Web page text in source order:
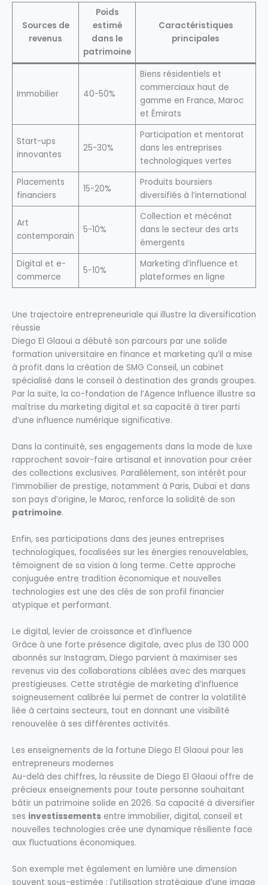
Sources de
revenus
Poids
estimé
dans le
patrimoine
Caractéristiques
principales
Immobilier 40-50%
Biens résidentiels et
commerciaux haut de
gamme en France, Maroc
et Émirats
Start-ups
innovantes
25-30%
Participation et mentorat
dans les entreprises
technologiques vertes
Placements
financiers
15-20%
Produits boursiers
diversifiés à l’international
Art
contemporain
5-10%
Collection et mécénat
dans le secteur des arts
émergents
Digital et e-
commerce
5-10%
Marketing d’influence et
plateformes en ligne
Une trajectoire entrepreneuriale qui illustre la diversification
réussie
Diego El Glaoui a débuté son parcours par une solide
formation universitaire en finance et marketing qu’il a mise
à profit dans la création de SMG Conseil, un cabinet
spécialisé dans le conseil à destination des grands groupes.
Par la suite, la co-fondation de l’Agence Influence illustre sa
maîtrise du marketing digital et sa capacité à tirer parti
d’une influence numérique significative.
Dans la continuité, ses engagements dans la mode de luxe
rapprochent savoir-faire artisanal et innovation pour créer
des collections exclusives. Parallèlement, son intérêt pour
l’immobilier de prestige, notamment à Paris, Dubaï et dans
son pays d’origine, le Maroc, renforce la solidité de son
patrimoine.
Enfin, ses participations dans des jeunes entreprises
technologiques, focalisées sur les énergies renouvelables,
témoignent de sa vision à long terme. Cette approche
conjuguée entre tradition économique et nouvelles
technologies est une des clés de son profil financier
atypique et performant.
Le digital, levier de croissance et d’influence
Grâce à une forte présence digitale, avec plus de 130 000
abonnés sur Instagram, Diego parvient à maximiser ses
revenus via des collaborations ciblées avec des marques
prestigieuses. Cette stratégie de marketing d’influence
soigneusement calibrée lui permet de contrer la volatilité
liée à certains secteurs, tout en donnant une visibilité
renouvelée à ses différentes activités.
Les enseignements de la fortune Diego El Glaoui pour les
entrepreneurs modernes
Au-delà des chiffres, la réussite de Diego El Glaoui offre de
précieux enseignements pour toute personne souhaitant
bâtir un patrimoine solide en 2026. Sa capacité à diversifier
ses investissements entre immobilier, digital, conseil et
nouvelles technologies crée une dynamique résiliente face
aux fluctuations économiques.
Son exemple met également en lumière une dimension
souvent sous-estimée : l’utilisation stratégique d’une image